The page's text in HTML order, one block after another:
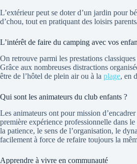
L’extérieur peut se doter d’un jardin pour
d’chou, tout en pratiquant des loisirs
L’intérêt de faire du camping avec vos
On retrouve parmi les prestations
Grâce aux nombreuses distractions
être de l’hôtel de plein air ou à la plage, en
Qui sont les animateurs du club enfants ?
Les animateurs ont pour mission
première expérience professionnelle dans
la patience, le sens de l’organisation, le
facilement à force de refaire toujours la
Apprendre à vivre en communauté